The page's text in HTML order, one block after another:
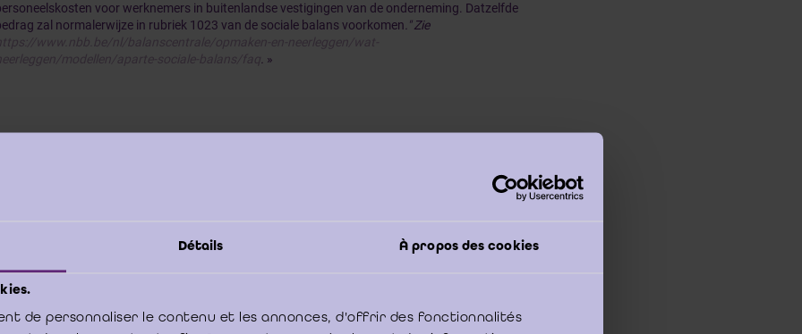
Détails À propos des cookies
de personnaliser le contenu et les annonces, d'offrir des fonctionnalités
voor werknemers in buitenlandse vestigingen van de onderneming. Datzelfde
zal normalerwijze in rubriek 1023 van de sociale balans voorkomen ." Zie
www.nbb.be/nl/balanscentrale/opmaken-en-neerleggen/wat-
modellen/aparte-sociale-balans/faq »
de gegevens die moeten worden opgenomen in de sociale balans,
de sociale balans integraal deel uit van de toelichting bij de jaarrekening,
in het volledige als in het verkorte schema.